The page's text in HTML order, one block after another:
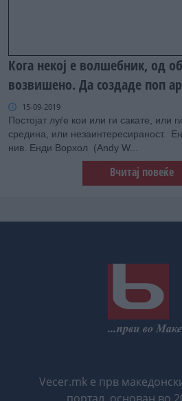
Кога некој е волшебник, од
возвишено. Да создаде поп
15-09-2019
Постојат луѓе кои или ги сакате, или
средина, или незаинтересираност.
нив. Енди Ворхол (Andy W...
Вчитај повеќе
Vecer.mk е прв
портал, основан во